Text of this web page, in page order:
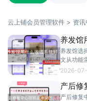
云上铺会员管理软件 > 资讯
养发馆
能少
养发馆选
文从功能
发馆收银
2026-
产后修
间要协
产后修复